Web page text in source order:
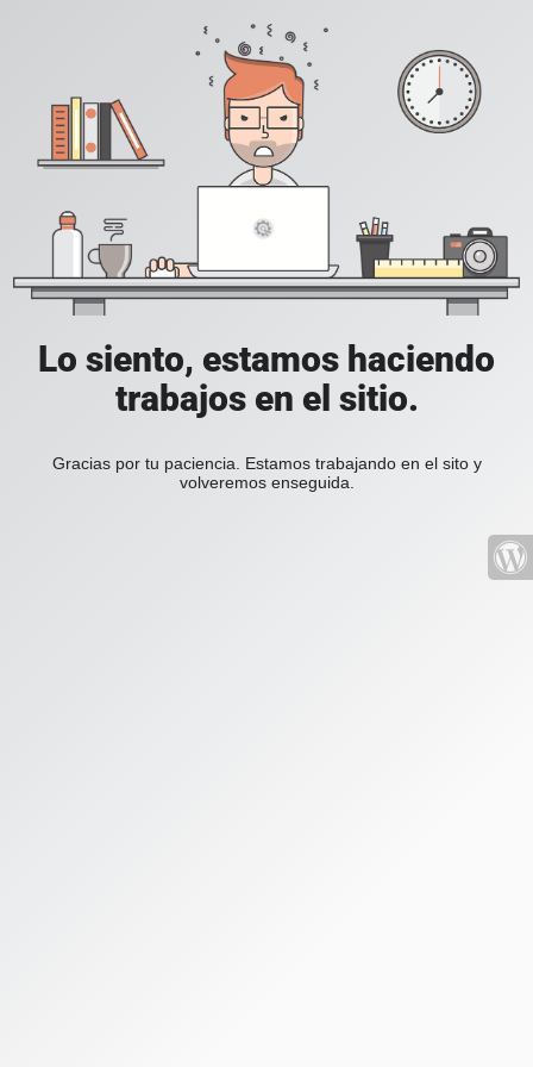
Lo siento, estamos haciendo
trabajos en el sitio.
Gracias por tu paciencia. Estamos trabajando en el sito y
volveremos enseguida.